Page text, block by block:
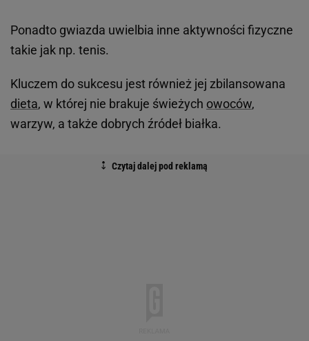
Ponadto gwiazda uwielbia inne aktywności fizyczne
takie jak np. tenis.
Kluczem do sukcesu jest również jej zbilansowana
dieta, w której nie brakuje świeżych owoców,
warzyw, a także dobrych źródeł białka.